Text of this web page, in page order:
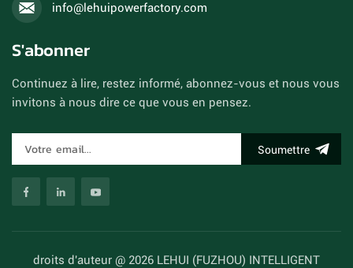
info@lehuipowerfactory.com
S'abonner
Continuez à lire, restez informé, abonnez-vous et nous vous
invitons à nous dire ce que vous en pensez.
Soumettre
droits d'auteur @ 2026 LEHUI (FUZHOU) INTELLIGENT